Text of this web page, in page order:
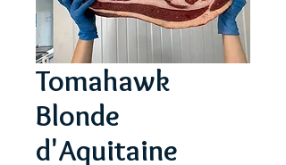
Tomahawk
Blonde
d'Aquitaine